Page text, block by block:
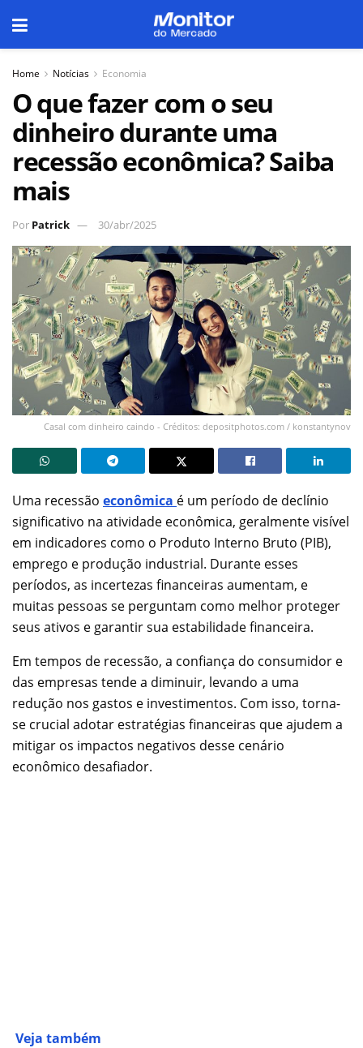
Home Notícias Economia
O que fazer com o seu
dinheiro durante uma
recessão econômica? Saiba
mais
Por Patrick 30/abr/2025
Casal com dinheiro caindo - Créditos: depositphotos.com / konstantynov
Uma recessão econômica é um período de declínio
significativo na atividade econômica, geralmente visível
em indicadores como o Produto Interno Bruto (PIB),
emprego e produção industrial. Durante esses
períodos, as incertezas financeiras aumentam, e
muitas pessoas se perguntam como melhor proteger
seus ativos e garantir sua estabilidade financeira.
Em tempos de recessão, a confiança do consumidor e
das empresas tende a diminuir, levando a uma
redução nos gastos e investimentos. Com isso, torna-
se crucial adotar estratégias financeiras que ajudem a
mitigar os impactos negativos desse cenário
econômico desafiador.
Veja também